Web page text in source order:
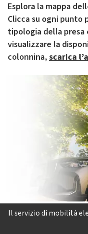
Esplora la mappa
Clicca su ogni punto
tipologia della presa
visualizzare la
colonnina, scarica
Il servizio di mobilità